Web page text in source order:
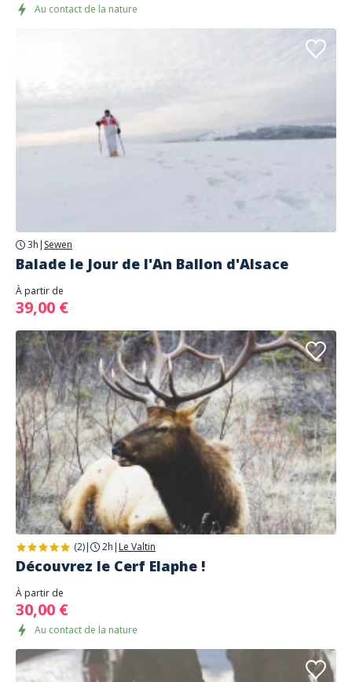
Au contact de la nature
3h | Sewen
Balade le Jour de l'An Ballon d'Alsace
À partir de
39,00 €
(2)| 2h | Le Valtin
Découvrez le Cerf Elaphe !
À partir de
30,00 €
Au contact de la nature